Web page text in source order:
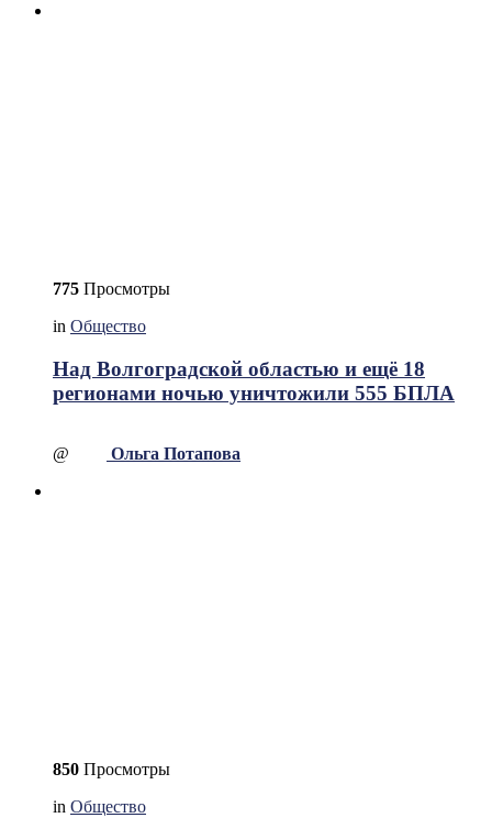
775 Просмотры
in Общество
Над Волгоградской областью и ещё 18
регионами ночью уничтожили 555 БПЛА
@ Ольга Потапова
850 Просмотры
in Общество